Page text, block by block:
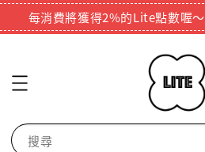
每消費將獲得2%的Lite點數喔～
搜尋